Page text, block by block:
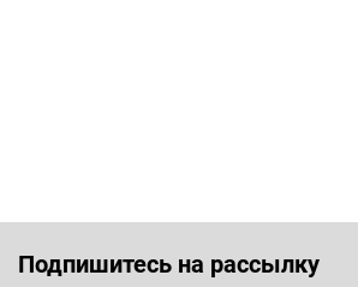
Подпишитесь на рассылку